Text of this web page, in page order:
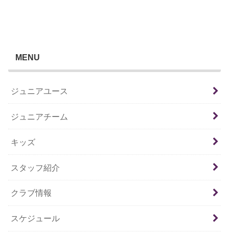
MENU
ジュニアユース
ジュニアチーム
キッズ
スタッフ紹介
クラブ情報
スケジュール